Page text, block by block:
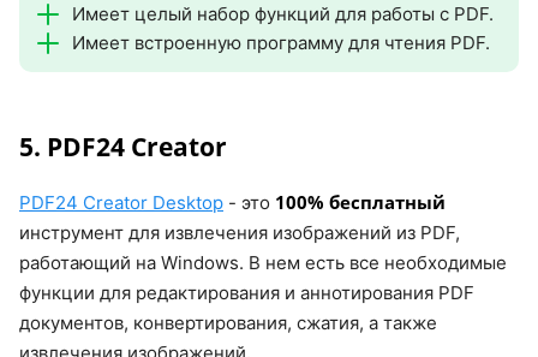
Имеет целый набор функций для работы с PDF.
Имеет встроенную программу для чтения PDF.
5. PDF24 Creator
PDF24 Creator Desktop - это 100% бесплатный
инструмент для извлечения изображений из PDF,
работающий на Windows. В нем есть все необходимые
функции для редактирования и аннотирования PDF
документов, конвертирования, сжатия, а также
извлечения изображений.